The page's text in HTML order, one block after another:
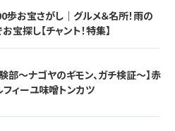
お宝さがし｜グルメ＆名所！雨の
宝探し【チャント！特集】
部～ナゴヤのギモン、ガチ検証～】赤
ィーユ味噌トンカツ